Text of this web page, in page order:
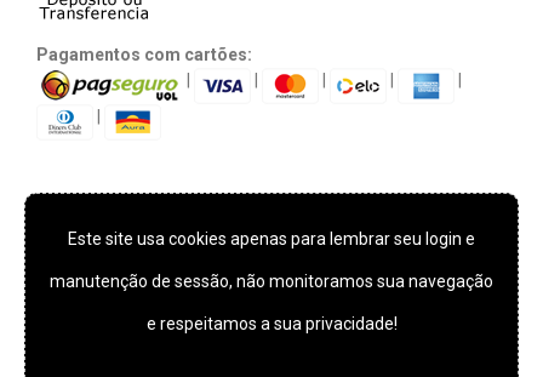
Pagamentos com cartões:
TECNOLOGIA E SEGURANÇA
Este site usa cookies apenas para lembrar seu login e
manutenção de sessão, não monitoramos sua navegação
e respeitamos a sua privacidade!